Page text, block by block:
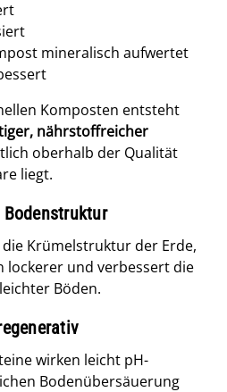
mineralisch aufwertet
Komposten entsteht
nährstoffreicher
oberhalb der Qualität
liegt.
Bodenstruktur
Krümelstruktur der Erde,
lockerer und verbessert die
Böden.
wirken leicht pH-
Bodenübersäuerung